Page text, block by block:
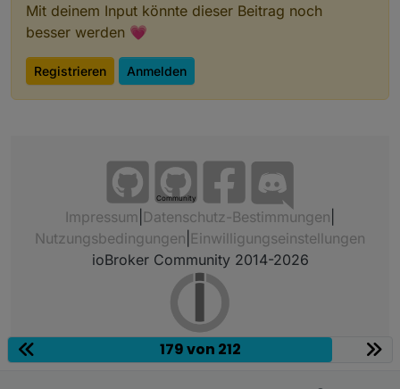
Mit deinem Input könnte dieser Beitrag noch
besser werden 💗
Registrieren Anmelden
Community
Impressum Datenschutz-Bestimmungen
Nutzungsbedingungen Einwilligungseinstellungen
ioBroker Community 2014-2026
179 von 212